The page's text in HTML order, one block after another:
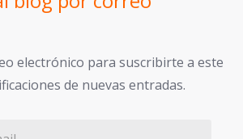
electrónico para suscribirte a este
de nuevas entradas.